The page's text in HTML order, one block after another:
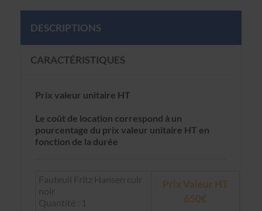
DESCRIPTIONS
CARACTÉRISTIQUES
Prix valeur unitaire HT
Le coût de location correspond à un
pourcentage du prix valeur unitaire HT en
fonction de la durée
Prix Valeur HT
650€